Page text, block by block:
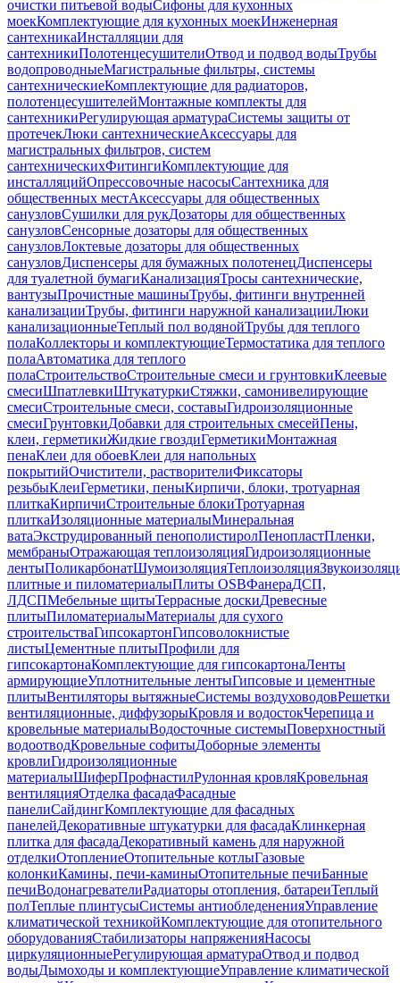
очистки питьевой водыСифоны для кухонных
моекКомплектующие для кухонных моекИнженерная
сантехникаИнсталляции для
сантехникиПолотенцесушителиОтвод и подвод водыТрубы
водопроводныеМагистральные фильтры, системы
сантехническиеКомплектующие для радиаторов,
полотенцесушителейМонтажные комплекты для
сантехникиРегулирующая арматураСистемы защиты от
протечекЛюки сантехническиеАксессуары для
магистральных фильтров, систем
сантехническихФитингиКомплектующие для
инсталляцийОпрессовочные насосыСантехника для
общественных местАксессуары для общественных
санузловСушилки для рукДозаторы для общественных
санузловСенсорные дозаторы для общественных
санузловЛоктевые дозаторы для общественных
санузловДиспенсеры для бумажных полотенецДиспенсеры
для туалетной бумагиКанализацияТросы сантехнические,
вантузыПрочистные машиныТрубы, фитинги внутренней
канализацииТрубы, фитинги наружной канализацииЛюки
канализационныеТеплый пол водянойТрубы для теплого
полаКоллекторы и комплектующиеТермостатика для теплого
полаАвтоматика для теплого
полаСтроительствоСтроительные смеси и грунтовкиКлеевые
смесиШпатлевкиШтукатуркиСтяжки, самонивелирующие
смесиСтроительные смеси, составыГидроизоляционные
смесиГрунтовкиДобавки для строительных смесейПены,
клеи, герметикиЖидкие гвоздиГерметикиМонтажная
пенаКлеи для обоевКлеи для напольных
покрытийОчистители, растворителиФиксаторы
резьбыКлеиГерметики, пеныКирпичи, блоки, тротуарная
плиткаКирпичиСтроительные блокиТротуарная
плиткаИзоляционные материалыМинеральная
ватаЭкструдированный пенополистиролПенопластПленки,
мембраныОтражающая теплоизоляцияГидроизоляционные
лентыПоликарбонатШумоизоляцияТеплоизоляция
плитные и пиломатериалыПлиты OSBФанераДСП,
ЛДСПМебельные щитыТеррасные доскиДревесные
плитыПиломатериалыМатериалы для сухого
строительстваГипсокартонГипсоволокнистые
листыЦементные плитыПрофили для
гипсокартонаКомплектующие для гипсокартонаЛенты
армирующиеУплотнительные лентыГипсовые и цементные
плитыВентиляторы вытяжныеСистемы воздуховодовРешетки
вентиляционные, диффузорыКровля и водостокЧерепица и
кровельные материалыВодосточные системыПоверхностный
водоотводКровельные софитыДоборные элементы
кровлиГидроизоляционные
материалыШиферПрофнастилРулонная кровляКровельная
вентиляцияОтделка фасадаФасадные
панелиСайдингКомплектующие для фасадных
панелейДекоративные штукатурки для фасадаКлинкерная
плитка для фасадаДекоративный камень для наружной
отделкиОтоплениеОтопительные котлыГазовые
колонкиКамины, печи-каминыОтопительные печиБанные
печиВодонагревателиРадиаторы отопления, батареиТеплый
полТеплые плинтусыСистемы антиобледененияУправление
климатической техникойКомплектующие для отопительного
оборудованияСтабилизаторы напряженияНасосы
циркуляционныеРегулирующая арматураОтвод и подвод
водыДымоходы и комплектующиеУправление климатической